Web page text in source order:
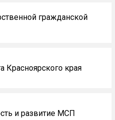
гражданской
Красноярского края
и развитие МСП